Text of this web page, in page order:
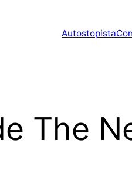
Autostopista
The